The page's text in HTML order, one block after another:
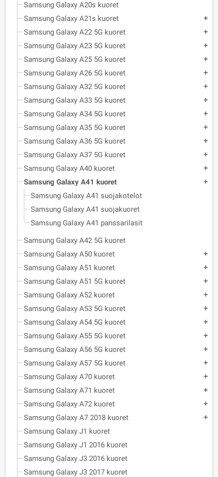
Samsung Galaxy A20s kuoret
Samsung Galaxy A21s kuoret
add
Samsung Galaxy A22 5G kuoret add
Samsung Galaxy A23 5G kuoret add
Samsung Galaxy A25 5G kuoret add
Samsung Galaxy A26 5G kuoret add
Samsung Galaxy A32 5G kuoret add
Samsung Galaxy A33 5G kuoret add
Samsung Galaxy A34 5G kuoret add
Samsung Galaxy A35 5G kuoret add
Samsung Galaxy A36 5G kuoret add
Samsung Galaxy A37 5G kuoret add
Samsung Galaxy A40 kuoret add
Samsung Galaxy A41 kuoret add
Samsung Galaxy A41 suojakotelot
Samsung Galaxy A41 suojakuoret
Samsung Galaxy A41 panssarilasit
Samsung Galaxy A42 5G kuoret
Samsung Galaxy A50 kuoret
add
Samsung Galaxy A51 kuoret add
Samsung Galaxy A51 5G kuoret add
Samsung Galaxy A52 kuoret add
Samsung Galaxy A53 5G kuoret add
Samsung Galaxy A54 5G kuoret add
Samsung Galaxy A55 5G kuoret add
Samsung Galaxy A56 5G kuoret add
Samsung Galaxy A57 5G kuoret add
Samsung Galaxy A70 kuoret add
Samsung Galaxy A71 kuoret add
Samsung Galaxy A72 kuoret add
Samsung Galaxy A7 2018 kuoret add
Samsung Galaxy J1 kuoret
Samsung Galaxy J1 2016 kuoret
Samsung Galaxy J3 2016 kuoret
Samsung Galaxy J3 2017 kuoret